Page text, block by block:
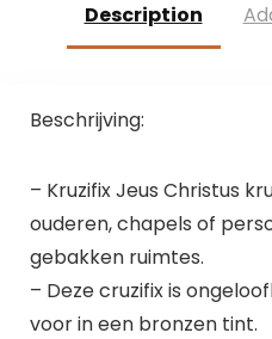
Description
Beschrijving:
– Kruzifix Jeus Christus
ouderen, chapels of
gebakken ruimtes.
– Deze cruzifix is
voor in een bronzen tint.